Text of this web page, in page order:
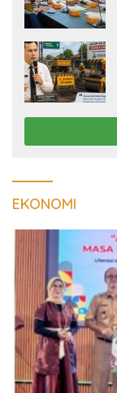
EKONOMI